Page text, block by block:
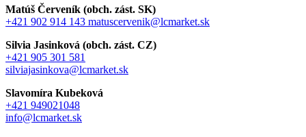
Matúš Červeník (obch. zást. SK)
+421 902 914 143 matuscervenik@lcmarket.sk
Silvia Jasinková (obch. zást. CZ)
+421 905 301 581
silviajasinkova@lcmarket.sk
Slavomíra Kubeková
+421 949021048
info@lcmarket.sk